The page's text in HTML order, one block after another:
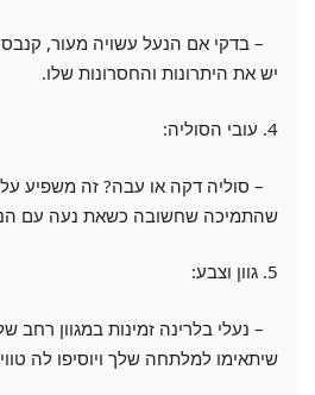
– בדקי אם הנעל עשויה מעור, קנבס
יש את היתרונות והחסרונות שלו.
4. עובי הסוליה:
שהתמיכה שחשובה כשאת נעה עם
5. גוון וצבע:
– נעלי בלרינה זמינות במגוון רחב
שיתאימו למלתחה שלך ויוסיפו לה